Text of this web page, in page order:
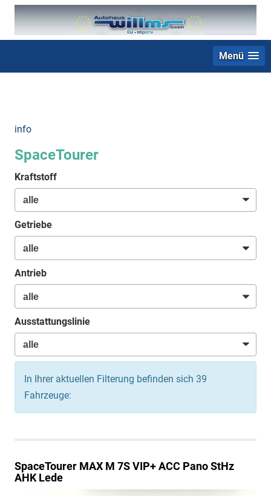
Menü
info
SpaceTourer
Kraftstoff
Getriebe
Antrieb
Ausstattungslinie
In Ihrer aktuellen Filterung befinden sich 39
Fahrzeuge:
SpaceTourer MAX M 7S VIP+ ACC Pano StHz
AHK Lede